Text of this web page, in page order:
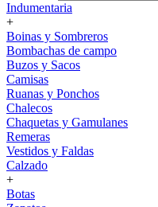
Indumentaria
+
Boinas y Sombreros
Bombachas de campo
Buzos y Sacos
Camisas
Ruanas y Ponchos
Chalecos
Chaquetas y Gamulanes
Remeras
Vestidos y Faldas
Calzado
+
Botas